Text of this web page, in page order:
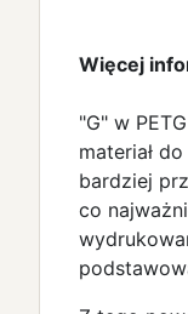
Więcej
"G" w
materiał
bardziej
co